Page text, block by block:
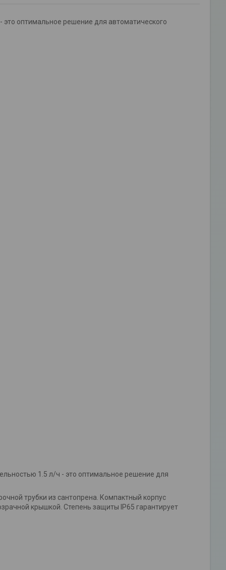
оптимальное решение для автоматического
1.5 л/ч - это оптимальное решение для
трубки из сантопрена. Компактный корпус
крышкой. Степень защиты IP65 гарантирует